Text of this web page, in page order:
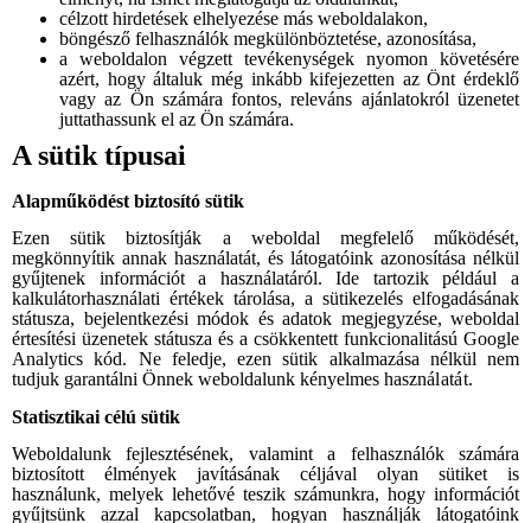
célzott hirdetések elhelyezése más weboldalakon,
böngésző felhasználók megkülönböztetése, azonosítása,
a weboldalon végzett tevékenységek nyomon követésére
azért, hogy általuk még inkább kifejezetten az Önt érdeklő
vagy az Ön számára fontos, releváns ajánlatokról üzenetet
juttathassunk el az Ön számára.
A sütik típusai
Alapműködést biztosító sütik
Ezen sütik biztosítják a weboldal megfelelő működését,
megkönnyítik annak használatát, és látogatóink azonosítása nélkül
gyűjtenek információt a használatáról. Ide tartozik például a
kalkulátorhasználati értékek tárolása, a sütikezelés elfogadásának
státusza, bejelentkezési módok és adatok megjegyzése, weboldal
értesítési üzenetek státusza és a csökkentett funkcionalitású Google
Analytics kód. Ne feledje, ezen sütik alkalmazása nélkül nem
tudjuk garantálni Önnek weboldalunk kényelmes használatát.
Statisztikai célú sütik
Weboldalunk fejlesztésének, valamint a felhasználók számára
biztosított élmények javításának céljával olyan sütiket is
használunk, melyek lehetővé teszik számunkra, hogy információt
gyűjtsünk azzal kapcsolatban, hogyan használják látogatóink